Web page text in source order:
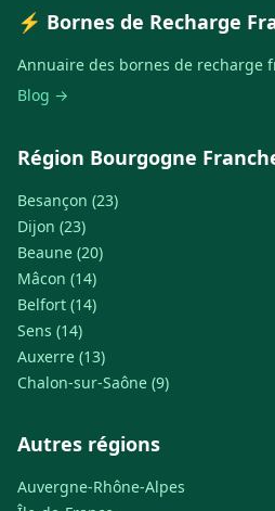
⚡ Bornes de Recharge
Annuaire des bornes de recharge
Blog →
Région Bourgogne
Besançon (23)
Dijon (23)
Beaune (20)
Mâcon (14)
Belfort (14)
Sens (14)
Auxerre (13)
Chalon-sur-Saône (9)
Autres régions
Auvergne-Rhône-Alpes